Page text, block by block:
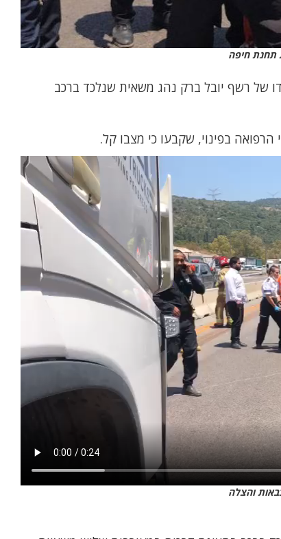
תחנת חיפה
של רשף יובל ברק נהג משאית שנלכד ברכב
הרפואה בפינוי, שקבעו כי מצבו קל.
והצלה